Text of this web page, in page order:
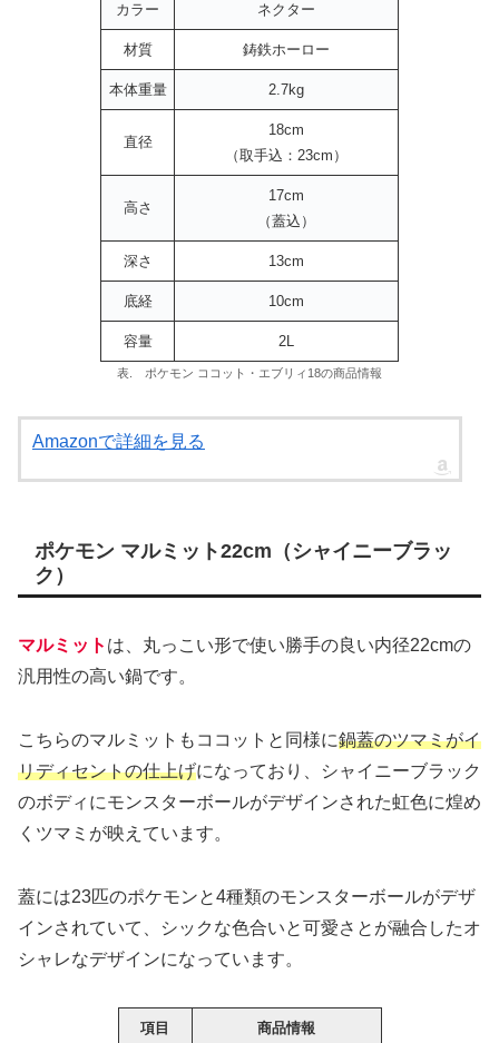
カラー ネクター
材質 鋳鉄ホーロー
本体重量 2.7kg
直径
18cm
（取手込：23cm）
高さ
17cm
（蓋込）
深さ 13cm
底経 10cm
容量 2L
表. ポケモン ココット・エブリィ18の商品情報
Amazonで詳細を見る
ポケモン マルミット22cm（シャイニーブラッ
ク）
マルミット は、丸っこい形で使い勝手の良い内径22cmの
汎用性の高い鍋です。
こちらのマルミットもココットと同様に鍋蓋のツマミがイ
リディセントの仕上げになっており、シャイニーブラック
のボディにモンスターボールがデザインされた虹色に煌め
くツマミが映えています。
蓋には23匹のポケモンと4種類のモンスターボールがデザ
インされていて、シックな色合いと可愛さとが融合したオ
シャレなデザインになっています。
項目 商品情報